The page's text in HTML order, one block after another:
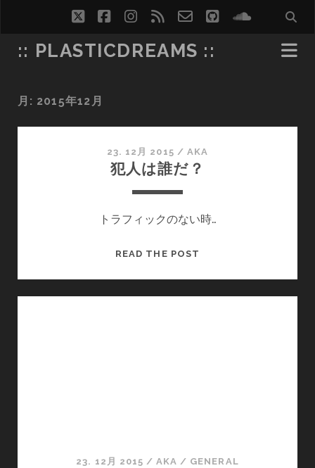
twitterfacebookinstagram
rss email-
form
github
:: PLASTICDREAMS ::
月: 2015年12月
23. 12月 2015 / AKA
犯人は誰だ？
トラフィックのない時…
READ THE POST
23. 12月 2015 /AKA / GENERAL